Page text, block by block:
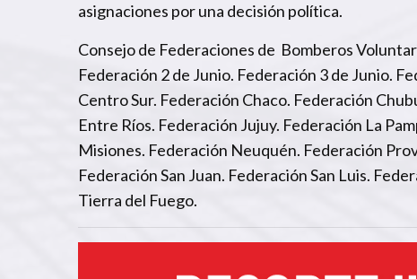
asignaciones por una decisión política.
Consejo de Federaciones de Bomberos
Federación 2 de Junio. Federación 3 de Junio.
Centro Sur. Federación Chaco. Federación
Entre Ríos. Federación Jujuy. Federación La
Misiones. Federación Neuquén. Federación
Federación San Juan. Federación San Luis.
Tierra del Fuego.